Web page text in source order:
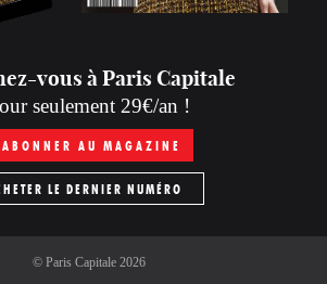
vous à Paris Capitale
seulement 29€/an !
AU MAGAZINE
LE DERNIER NUMÉRO
© Paris Capitale2026